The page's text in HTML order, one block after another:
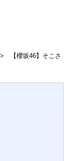
【櫻坂46】そこさ